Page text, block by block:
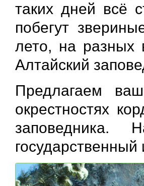
таких дней всё
побегут
лето, на разных
Алтайский
Предлагаем
окрестностях
заповедника.
государственный